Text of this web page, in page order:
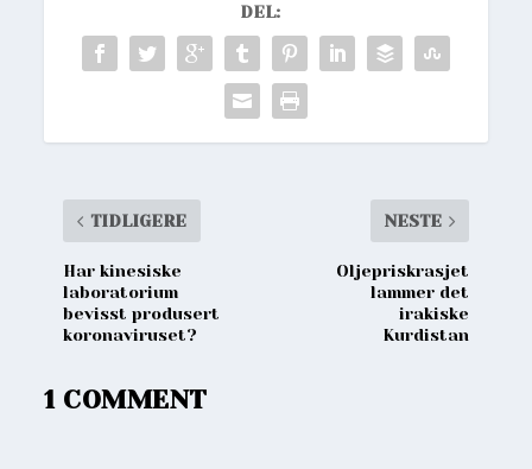
DEL:
TIDLIGERE
Har kinesiske
laboratorium
bevisst produsert
koronaviruset?
NESTE
Oljepriskrasjet
lammer det
irakiske
Kurdistan
1 COMMENT